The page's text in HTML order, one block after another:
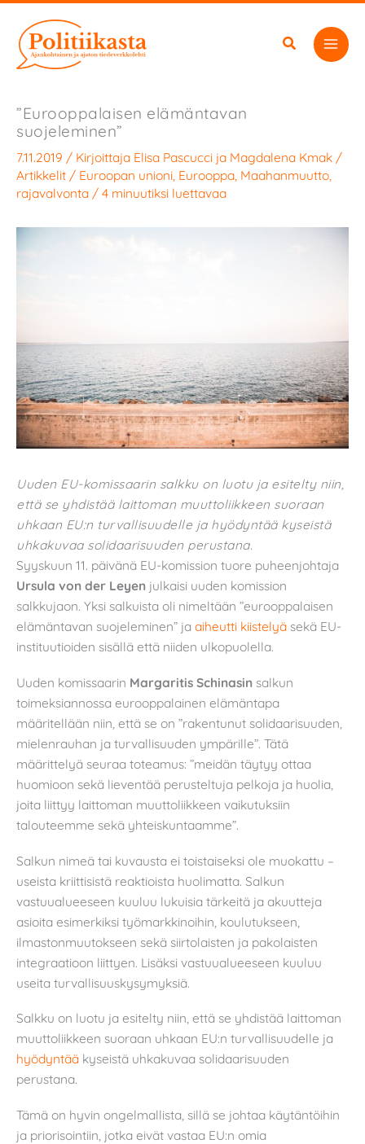
sisältöön
”Eurooppalaisen elämäntavan
suojeleminen”
7.11.2019 / Kirjoittaja Elisa Pascucci ja Magdalena Kmak /
Artikkelit / Euroopan unioni Eurooppa Maahanmuutto
rajavalvonta / 4 minuutiksi luettavaa
Uuden EU-komissaarin salkku on luotu ja esitelty niin,
että se yhdistää laittoman muuttoliikkeen suoraan
uhkaan EU:n turvallisuudelle ja hyödyntää kyseistä
uhkakuvaa solidaarisuuden perustana.
Syyskuun 11. päivänä EU-komission tuore puheenjohtaja
Ursula von der Leyen julkaisi uuden komission
salkkujaon. Yksi salkuista oli nimeltään ”eurooppalaisen
elämäntavan suojeleminen” ja aiheutti kiistelyä sekä EU-
instituutioiden sisällä että niiden ulkopuolella.
Uuden komissaarin Margaritis Schinasin salkun
toimeksiannossa eurooppalainen elämäntapa
määritellään niin, että se on ”rakentunut solidaarisuuden,
mielenrauhan ja turvallisuuden ympärille”. Tätä
määrittelyä seuraa toteamus: ”meidän täytyy ottaa
huomioon sekä lieventää perusteltuja pelkoja ja huolia,
joita liittyy laittoman muuttoliikkeen vaikutuksiin
talouteemme sekä yhteiskuntaamme”.
Salkun nimeä tai kuvausta ei toistaiseksi ole muokattu –
useista kriittisistä reaktioista huolimatta. Salkun
vastuualueeseen kuuluu lukuisia tärkeitä ja akuutteja
asioita esimerkiksi työmarkkinoihin, koulutukseen,
ilmastonmuutokseen sekä siirtolaisten ja pakolaisten
integraatioon liittyen. Lisäksi vastuualueeseen kuuluu
useita turvallisuuskysymyksiä.
Salkku on luotu ja esitelty niin, että se yhdistää laittoman
muuttoliikkeen suoraan uhkaan EU:n turvallisuudelle ja
hyödyntää kyseistä uhkakuvaa solidaarisuuden
perustana.
Tämä on hyvin ongelmallista, sillä se johtaa käytäntöihin
ja priorisointiin, jotka eivät vastaa EU:n omia